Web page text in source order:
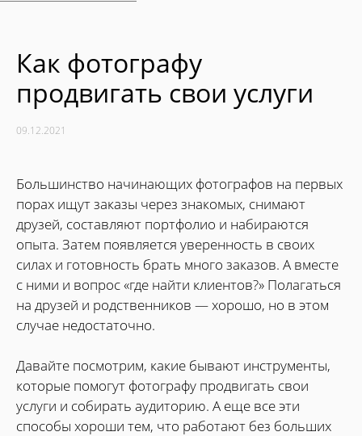
Как фотографу
продвигать свои услуги
09.12.2021
Большинство начинающих фотографов на первых
порах ищут заказы через знакомых, снимают
друзей, составляют портфолио и набираются
опыта. Затем появляется уверенность в своих
силах и готовность брать много заказов. А вместе
с ними и вопрос «где найти клиентов?» Полагаться
на друзей и родственников — хорошо, но в этом
случае недостаточно.
Давайте посмотрим, какие бывают инструменты,
которые помогут фотографу продвигать свои
услуги и собирать аудиторию. А еще все эти
способы хороши тем, что работают без больших